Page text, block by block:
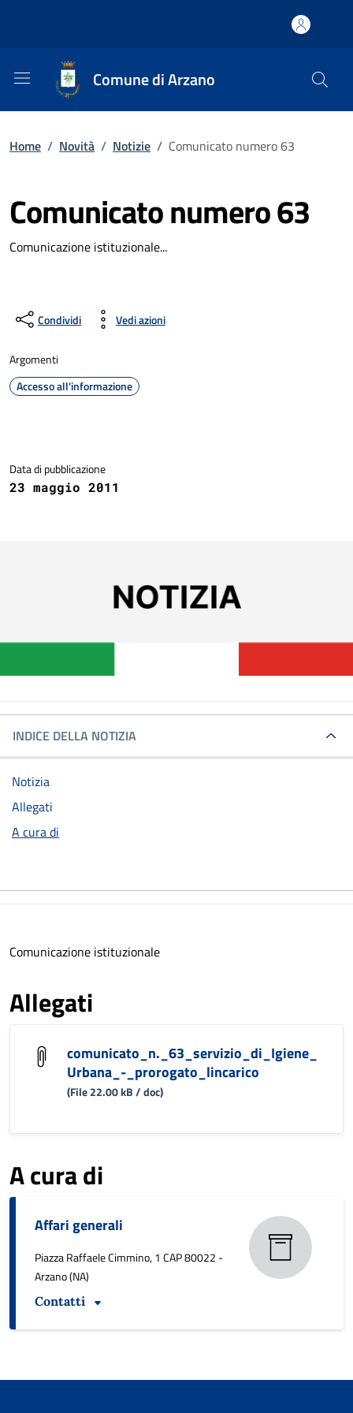
Comune di Arzano
Home / Novità / Notizie / Comunicato numero 63
Comunicato numero 63
Comunicazione istituzionale...
Condividi Vedi azioni
Argomenti
Accesso all'informazione
Data di pubblicazione
23 maggio 2011
INDICE DELLA NOTIZIA
Notizia
Allegati
A cura di
Comunicazione istituzionale
Allegati
comunicato_n._63_servizio_di_Igiene_
Urbana_-_prorogato_lincarico
(File 22.00 kB / doc)
A cura di
Affari generali
Piazza Raffaele Cimmino, 1 CAP 80022 -
Arzano (NA)
Contatti